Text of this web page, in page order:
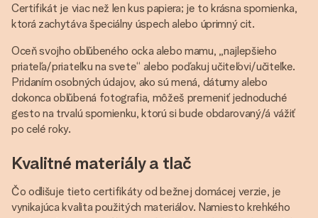
Certifikát je viac než len kus papiera; je to krásna spomienka,
ktorá zachytáva špeciálny úspech alebo úprimný cit.
Oceň svojho obľúbeného ocka alebo mamu, „najlepšieho
priateľa/priateľku na svete“ alebo poďakuj učiteľovi/učiteľke.
Pridaním osobných údajov, ako sú mená, dátumy alebo
dokonca obľúbená fotografia, môžeš premeniť jednoduché
gesto na trvalú spomienku, ktorú si bude obdarovaný/á vážiť
po celé roky.
Kvalitné materiály a tlač
Čo odlišuje tieto certifikáty od bežnej domácej verzie, je
vynikajúca kvalita použitých materiálov. Namiesto krehkého